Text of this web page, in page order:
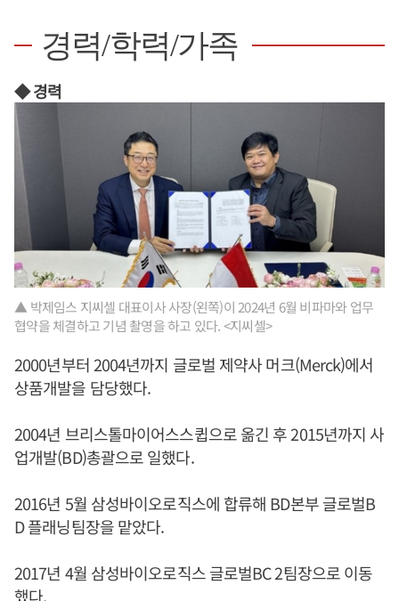
경력/학력/가족
◆ 경력
▲ 박제임스 지씨셀 대표이사 사장(왼쪽)이 2024년 6월 비파마와 업무
협약을 체결하고 기념 촬영을 하고 있다. <지씨셀>
2000년부터 2004년까지 글로벌 제약사 머크(Merck)에서
상품개발을 담당했다.
2004년 브리스톨마이어스스큅으로 옮긴 후 2015년까지 사
업개발(BD)총괄으로 일했다.
2016년 5월 삼성바이오로직스에 합류해 BD본부 글로벌B
D 플래닝팀장을 맡았다.
2017년 4월 삼성바이오로직스 글로벌BC 2팀장으로 이동
했다.